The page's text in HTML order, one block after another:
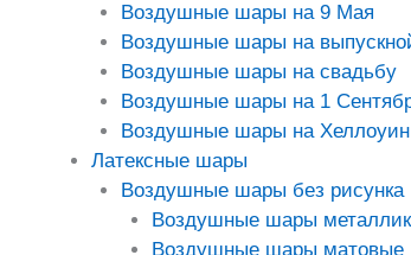
Воздушные шары на 9 Мая
Воздушные шары на
Воздушные шары на свадьбу
Воздушные шары на 1
Воздушные шары на Хеллоуин
Латексные шары
Воздушные шары без рисунка
Воздушные шары металлик
Воздушные шары матовые